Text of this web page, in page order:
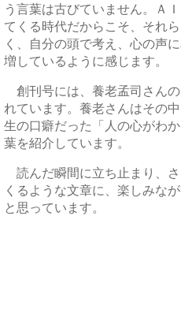
う言葉は古びていません。Ａ
てくる時代だからこそ、それ
く、自分の頭で考え、心の声
増しているように感じます。
創刊号には、養老孟司さん
れています。養老さんはその
生の口癖だった「人の心がわ
葉を紹介しています。
読んだ瞬間に立ち止まり、
くるような文章に、楽しみな
と思っています。